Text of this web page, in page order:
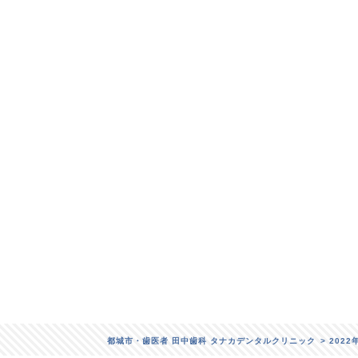
都城市・歯医者 田中歯科 タナカデンタルクリニック >2022